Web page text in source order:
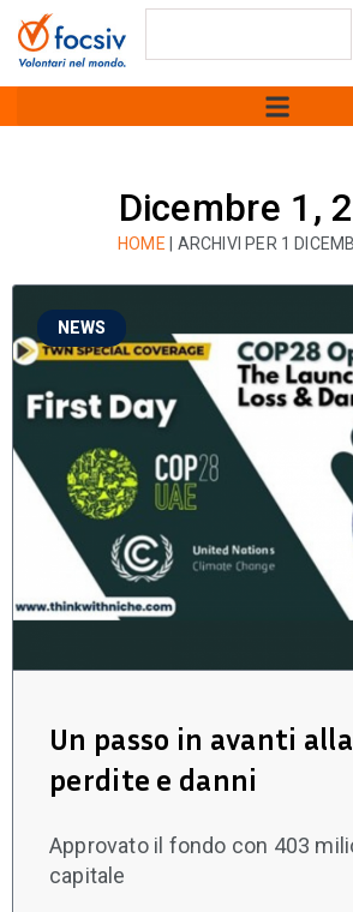
Dicembre 1,
HOME ARCHIVI PER 1
NEWS
Un passo in avanti alla
perdite e danni
Approvato il fondo con 403
capitale